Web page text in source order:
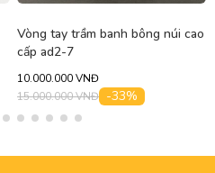
Vòng tay trầm banh bông núi cao
cấp ad2-7
10.000.000 VNĐ
15.000.000 VNĐ -33%